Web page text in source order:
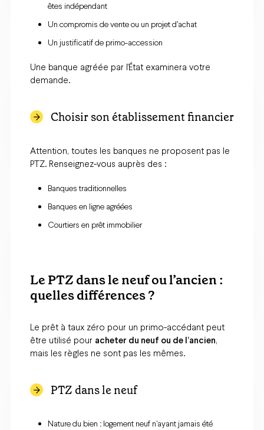
êtes indépendant
Un compromis de vente ou un projet d’achat
Un justificatif de primo-accession
Une banque agréée par l’État examinera votre
demande.
Choisir son établissement financier
Attention, toutes les banques ne proposent pas le
PTZ. Renseignez-vous auprès des :
Banques traditionnelles
Banques en ligne agréées
Courtiers en prêt immobilier
Le PTZ dans le neuf ou l’ancien :
quelles différences ?
Le prêt à taux zéro pour un primo-accédant peut
être utilisé pour acheter du neuf ou de l’ancien,
mais les règles ne sont pas les mêmes.
PTZ dans le neuf
Nature du bien : logement neuf n'ayant jamais été